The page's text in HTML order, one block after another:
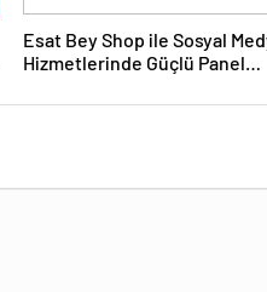
Esat Bey Shop ile Sosyal
Hizmetlerinde Güçlü Panel